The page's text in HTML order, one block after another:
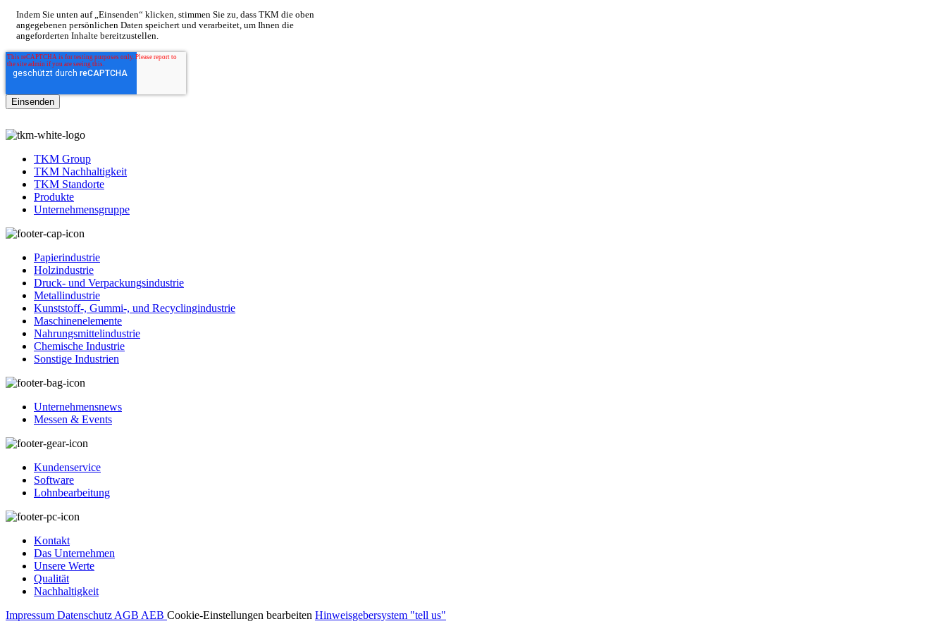
Indem Sie unten auf „Einsenden“ klicken, stimmen Sie zu, dass TKM die oben
angegebenen persönlichen Daten speichert und verarbeitet, um Ihnen die
angeforderten Inhalte bereitzustellen.
TKM Group
TKM Nachhaltigkeit
TKM Standorte
Produkte
Unternehmensgruppe
Papierindustrie
Holzindustrie
Druck- und Verpackungsindustrie
Metallindustrie
Kunststoff-, Gummi-, und Recyclingindustrie
Maschinenelemente
Nahrungsmittelindustrie
Chemische Industrie
Sonstige Industrien
Unternehmensnews
Messen & Events
Kundenservice
Software
Lohnbearbeitung
Kontakt
Das Unternehmen
Unsere Werte
Qualität
Nachhaltigkeit
Impressum DatenschutzAGB AEB Cookie-Einstellungen bearbeiten Hinweisgebersystem "tell us"